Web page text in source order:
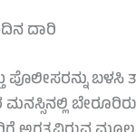
ದಾರಿ
ಪೊಲೀಸರನ್ನು ಬಳಸಿ